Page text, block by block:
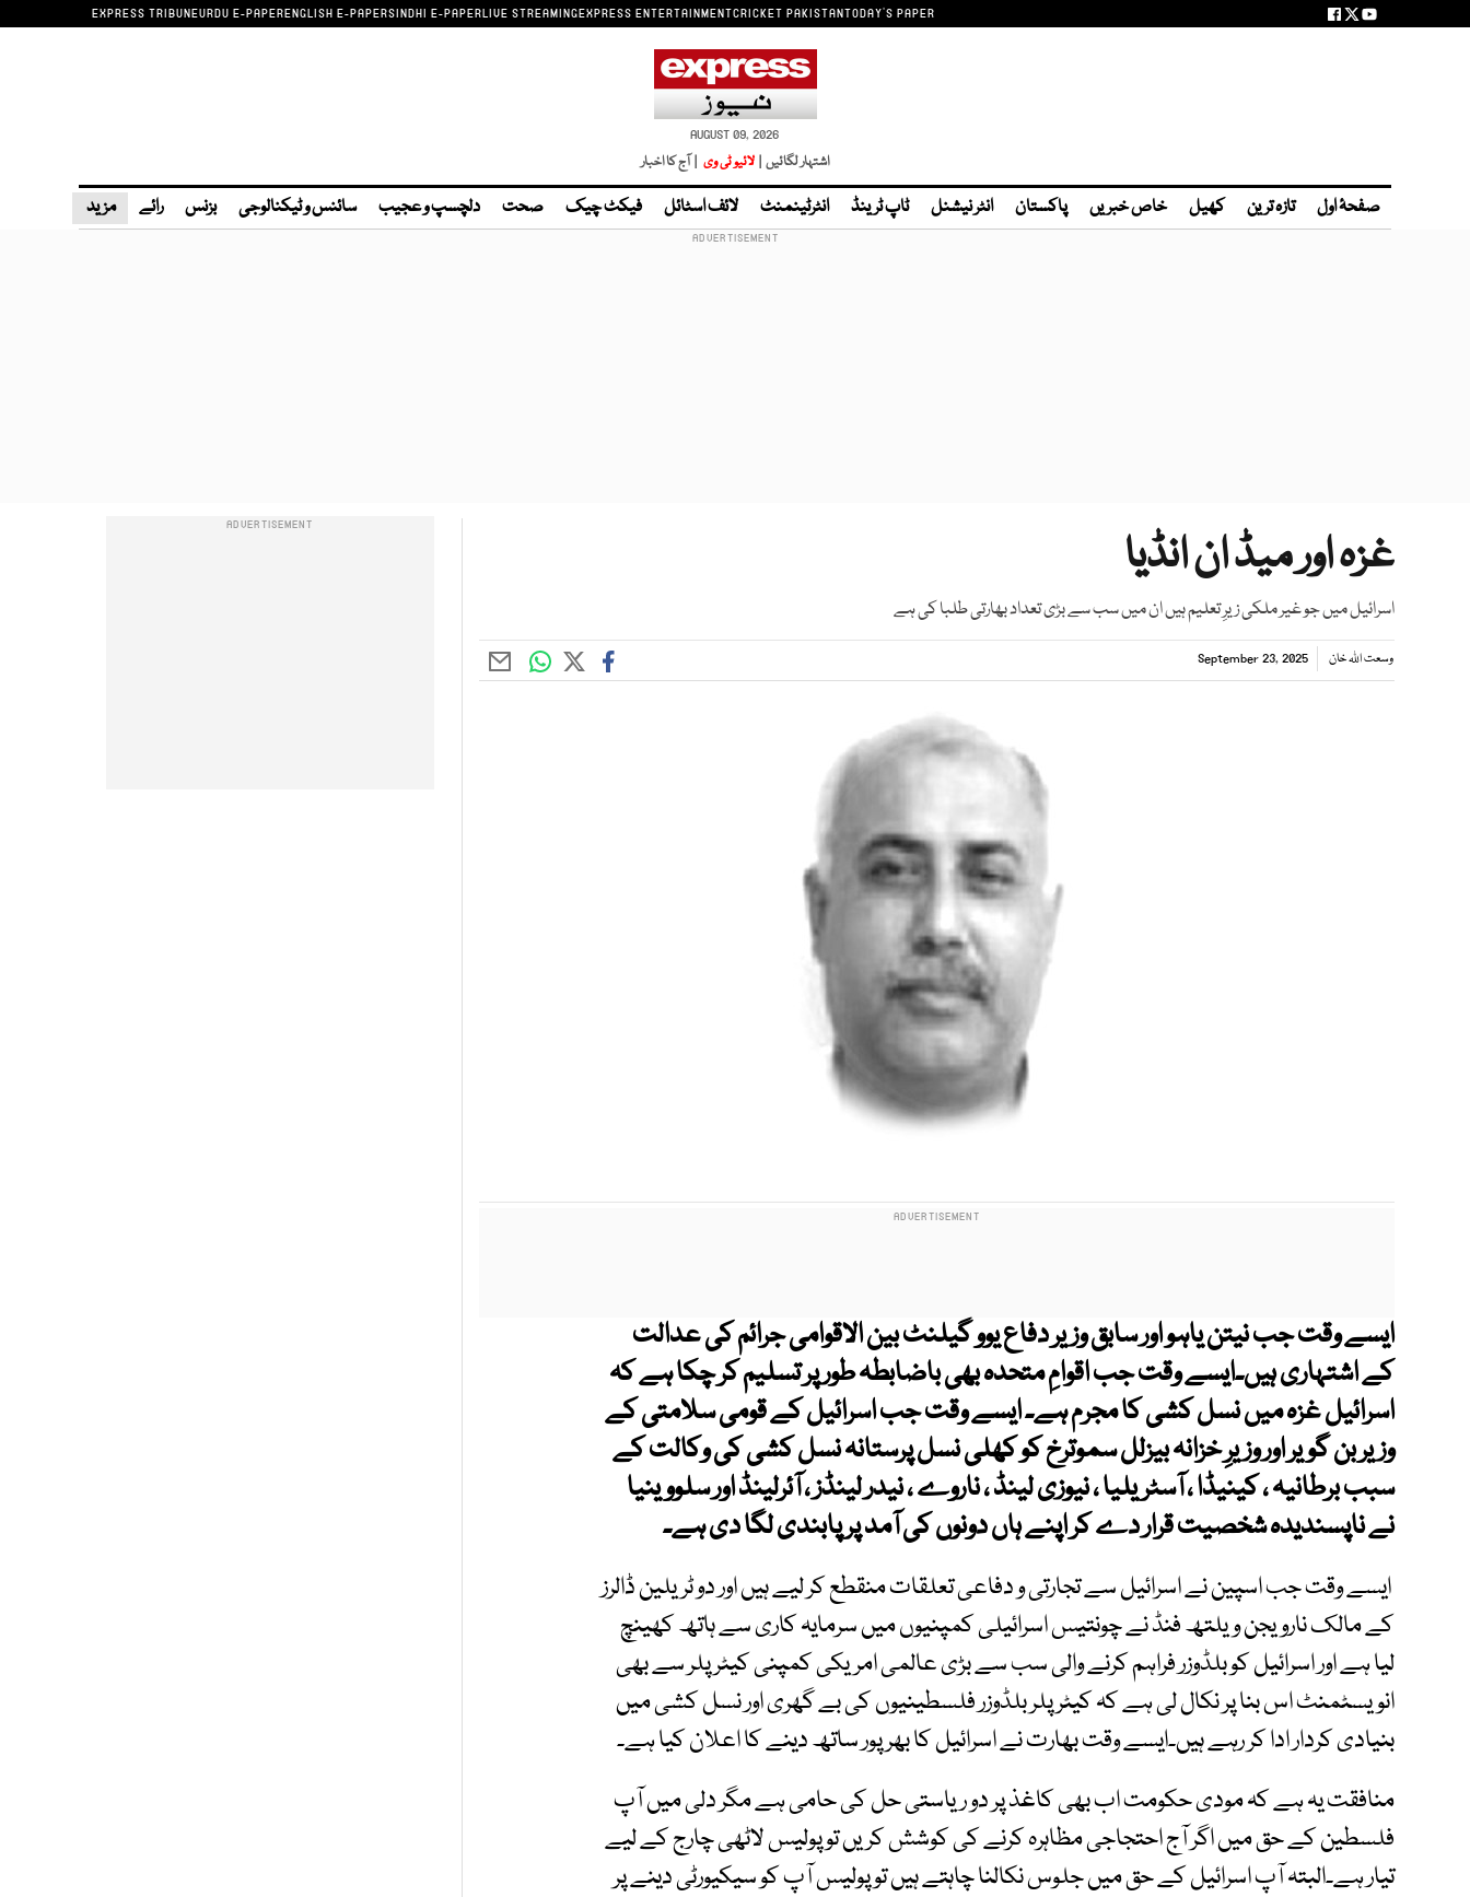
EXPRESS TRIBUNEURDU E-PAPERENGLISH E-PAPERSINDHI E-PAPERLIVE STREAMINGEXPRESS ENTERTAINMENTCRICKET PAKISTANTODAY'S PAPER
AUGUST 09, 2026
اشتہار لگائیں | لائیو ٹی وی | آج کا اخبار
صفحۂ اول تازہ ترین کھیل خاص خبریں پاکستان انٹر نیشنل ٹاپ ٹرینڈ انٹرٹینمنٹ لائف اسٹائل فیکٹ چیک صحت دلچسپ و عجیب سائنس و ٹیکنالوجی بزنس رائے مزید
غزہ اور میڈ ان انڈیا
اسرائیل میں جو غیر ملکی زیرِ تعلیم ہیں ان میں سب سے بڑی تعداد بھارتی طلبا کی ہے
وسعت اللہ خان September 23, 2025
ایسے وقت جب نیتن یاہو اور سابق وزیر دفاع یوو گیلنٹ بین الاقوامی جرائم کی عدالت
کے اشتہاری ہیں۔ایسے وقت جب اقوامِ متحدہ بھی باضابطہ طور پر تسلیم کر چکا ہے کہ
اسرائیل غزہ میں نسل کشی کا مجرم ہے۔ ایسے وقت جب اسرائیل کے قومی سلامتی کے
وزیر بن گویر اور وزیرِ خزانہ بیزلل سموترخ کو کھلی نسل پرستانہ نسل کشی کی وکالت کے
سبب برطانیہ ، کینیڈا ، آسٹریلیا ، نیوزی لینڈ ، ناروے ، نیدر لینڈز ، آئرلینڈ اور سلووینیا
نے ناپسندیدہ شخصیت قرار دے کر اپنے ہاں دونوں کی آمد پر پابندی لگا دی ہے۔
ایسے وقت جب اسپین نے اسرائیل سے تجارتی و دفاعی تعلقات منقطع کر لیے ہیں اور دو ٹریلین ڈالرز
کے مالک نارویجن ویلتھ فنڈ نے چونتیس اسرائیلی کمپنیوں میں سرمایہ کاری سے ہاتھ کھینچ
لیا ہے اور اسرائیل کو بلڈوزر فراہم کرنے والی سب سے بڑی عالمی امریکی کمپنی کیٹرپلر سے بھی
انویسٹمنٹ اس بنا پر نکال لی ہے کہ کیٹر پلر بلڈوزر فلسطینیوں کی بے گھری اور نسل کشی میں
بنیادی کردار ادا کر رہے ہیں۔ایسے وقت بھارت نے اسرائیل کا بھرپور ساتھ دینے کا اعلان کیا ہے۔
منافقت یہ ہے کہ مودی حکومت اب بھی کاغذ پر دو ریاستی حل کی حامی ہے مگر دلی میں آپ
فلسطین کے حق میں اگر آج احتجاجی مظاہرہ کرنے کی کوشش کریں تو پولیس لاٹھی چارج کے لیے
تیار ہے۔البتہ آپ اسرائیل کے حق میں جلوس نکالنا چاہتے ہیں تو پولیس آپ کو سیکیورٹی دینے پر